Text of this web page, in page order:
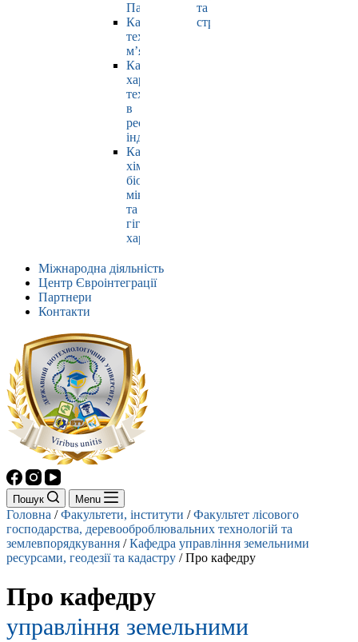
Павлюк
Кафедра
технології
м’яса
Кафедра
харчових
технологій
в
ресторанній
індустрії
Кафедра
хімії,
біохімії,
мікробіології
та
гігієни
харчування
та
страхування
Міжнародна діяльність
Центр Євроінтеграції
Партнери
Контакти
Пошук Menu
Головна /Факультети, інститути /Факультет лісового
господарства, деревооброблювальних технологій та
землевпорядкування /Кафедра управління земельними
ресурсами, геодезії та кадастру /Про кафедру
Про кафедру
управління земельними